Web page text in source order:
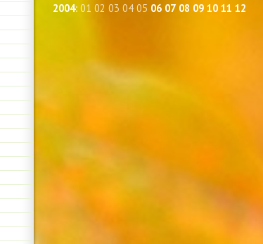
2004: 01 02 03 04 05 06 07 08 09 10 11 12